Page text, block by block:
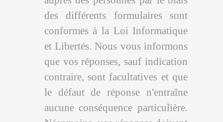
des différents formulaires sont
conformes à la Loi Informatique
et Libertés. Nous vous informons
que vos réponses, sauf indication
contraire, sont facultatives et que
le défaut de réponse n'entraîne
aucune conséquence particulière.